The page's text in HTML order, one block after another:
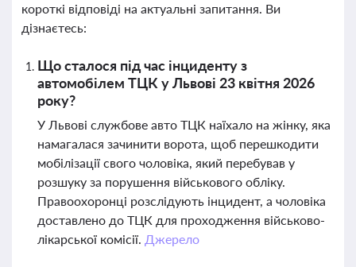
короткі відповіді на актуальні запитання. Ви
дізнаєтесь:
Що сталося під час інциденту з
автомобілем ТЦК у Львові 23 квітня 2026
року?
У Львові службове авто ТЦК наїхало на жінку, яка
намагалася зачинити ворота, щоб перешкодити
мобілізації свого чоловіка, який перебував у
розшуку за порушення військового обліку.
Правоохоронці розслідують інцидент, а чоловіка
доставлено до ТЦК для проходження військово-
лікарської комісії. Джерело